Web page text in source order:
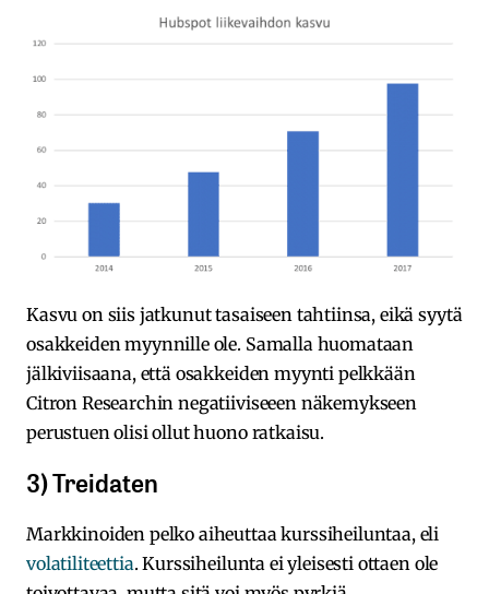
Kasvu on siis jatkunut tasaiseen tahtiinsa, eikä syytä
osakkeiden myynnille ole. Samalla huomataan
jälkiviisaana, että osakkeiden myynti pelkkään
Citron Researchin negatiiviseeen näkemykseen
perustuen olisi ollut huono ratkaisu.
3) Treidaten
Markkinoiden pelko aiheuttaa kurssiheiluntaa, eli
volatiliteettia. Kurssiheilunta ei yleisesti ottaen ole